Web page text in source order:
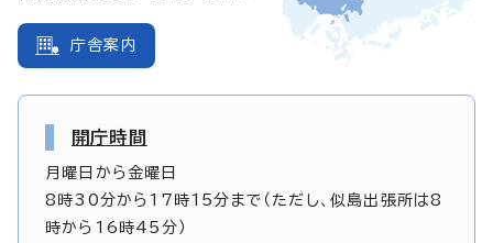
庁舎案内
開庁時間
月曜日から金曜日
8時30分から17時15分まで（ただし、似島出張所は8
時から16時45分）